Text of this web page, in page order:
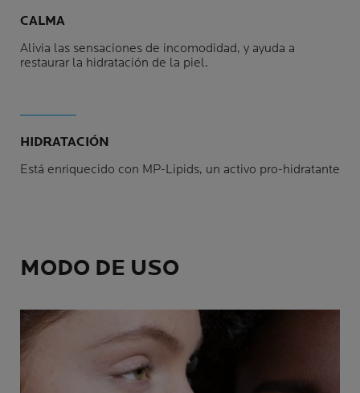
CALMA
Alivia las sensaciones de incomodidad, y ayuda a
restaurar la hidratación de la piel.
HIDRATACIÓN
Está enriquecido con MP-Lipids, un activo pro-hidratante
MODO DE USO